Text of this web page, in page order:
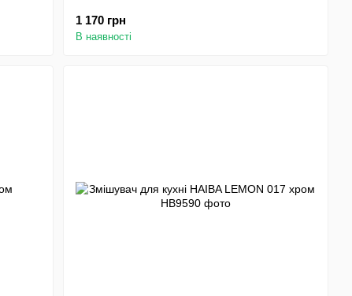
1 170 грн
В наявності